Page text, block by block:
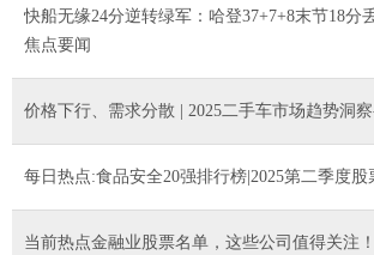
快船无缘24分逆转绿军：哈登37+7+8末节18分
焦点要闻
价格下行、需求分散 | 2025二手车市场趋势洞
每日热点:食品安全20强排行榜|2025第二季度股
当前热点金融业股票名单，这些公司值得关注！